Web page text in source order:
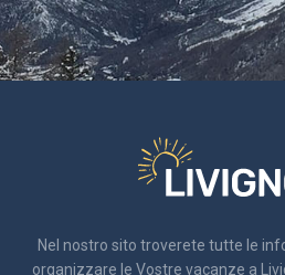
Nel nostro sito troverete tutte le
organizzare le Vostre vacanze a